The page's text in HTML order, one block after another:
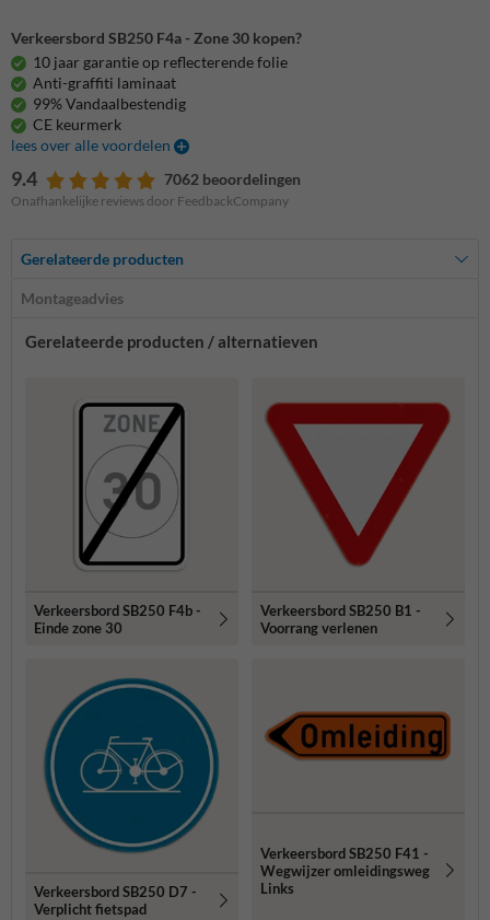
Verkeersbord SB250 F4a - Zone 30 kopen?
10 jaar garantie op reflecterende folie
Anti-graffiti laminaat
99% Vandaalbestendig
CE keurmerk
lees over alle voordelen
9.4 7062 beoordelingen
Onafhankelijke reviews door FeedbackCompany
Gerelateerde producten
Montageadvies
Gerelateerde producten / alternatieven
Verkeersbord SB250 F4b -
Einde zone 30
Verkeersbord SB250 B1 -
Voorrang verlenen
Verkeersbord SB250 D7 -
Verplicht fietspad
Verkeersbord SB250 F41 -
Wegwijzer omleidingsweg
Links